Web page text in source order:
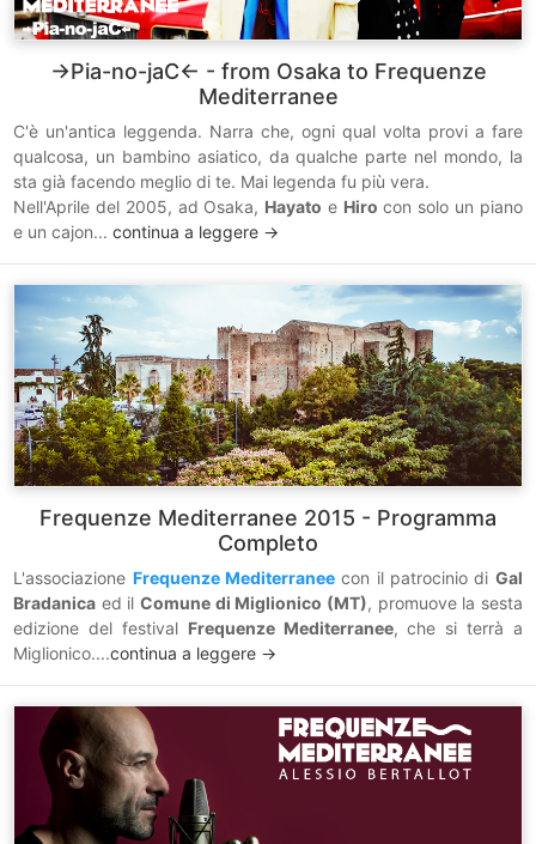
→Pia-no-jaC← - from Osaka to Frequenze
Mediterranee
C'è un'antica leggenda. Narra che, ogni qual volta provi a fare
qualcosa, un bambino asiatico, da qualche parte nel mondo, la
sta già facendo meglio di te. Mai legenda fu più vera.
Nell'Aprile del 2005, ad Osaka, Hayato e Hiro con solo un piano
e un cajon...continua a leggere ->
Frequenze Mediterranee 2015 - Programma
Completo
L'associazione Frequenze Mediterraneecon il patrocinio di Gal
Bradanica ed ilComune di Miglionico (MT), promuove la sesta
edizione del festival Frequenze Mediterranee, che si terrà a
Miglionico....continua a leggere ->